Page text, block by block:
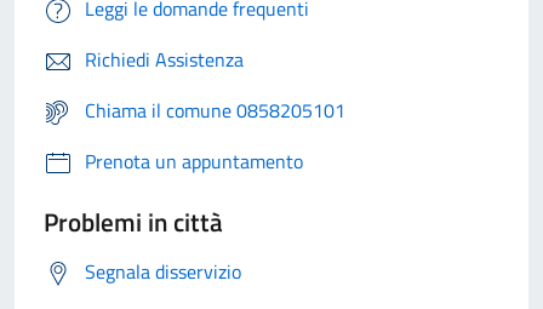
Leggi le domande frequenti
Richiedi Assistenza
Chiama il comune 0858205101
Prenota un appuntamento
Problemi in città
Segnala disservizio